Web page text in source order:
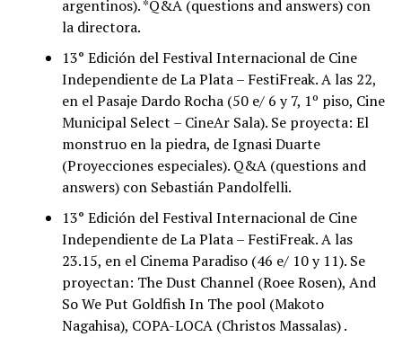
argentinos). *Q&A (questions and answers) con
la directora.
13° Edición del Festival Internacional de Cine
Independiente de La Plata – FestiFreak. A las 22,
en el Pasaje Dardo Rocha (50 e/ 6 y 7, 1º piso, Cine
Municipal Select – CineAr Sala). Se proyecta: El
monstruo en la piedra, de Ignasi Duarte
(Proyecciones especiales). Q&A (questions and
answers) con Sebastián Pandolfelli.
13° Edición del Festival Internacional de Cine
Independiente de La Plata – FestiFreak. A las
23.15, en el Cinema Paradiso (46 e/ 10 y 11). Se
proyectan: The Dust Channel (Roee Rosen), And
So We Put Goldfish In The pool (Makoto
Nagahisa), COPA-LOCA (Christos Massalas) .